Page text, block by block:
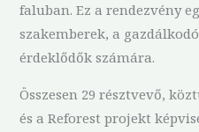
faluban. Ez a rendezvény
szakemberek, a
érdeklődők számára.
Összesen 29 résztvevő,
és a Reforest projekt